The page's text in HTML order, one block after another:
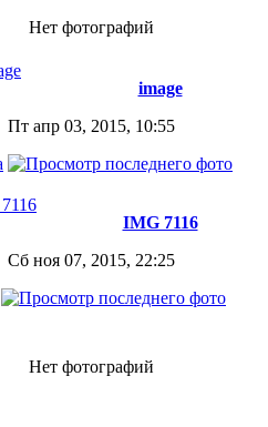
Нет фотографий
image
Пт апр 03, 2015, 10:55
IMG 7116
Сб ноя 07, 2015, 22:25
Нет фотографий